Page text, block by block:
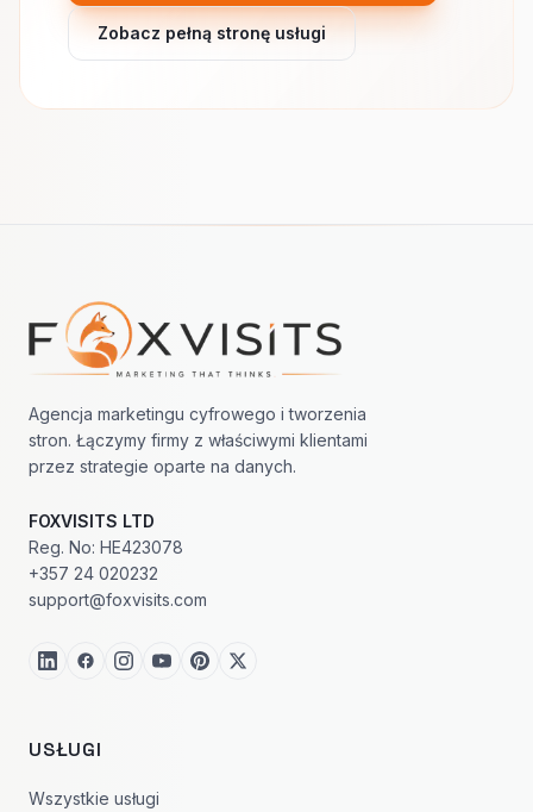
Zobacz pełną stronę usługi
Nawigacja w stopce
Agencja marketingu cyfrowego i tworzenia
stron. Łączymy firmy z właściwymi klientami
przez strategie oparte na danych.
FOXVISITS LTD
Reg. No: HE423078
+357 24 020232
support@foxvisits.com
USŁUGI
Wszystkie usługi